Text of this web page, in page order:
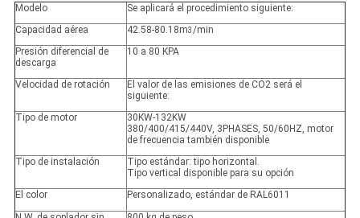
Modelo
Se aplicará el procedimiento siguiente:
Capacidad aérea
42.58-80.18m3/min
Presión diferencial de
descarga
10 a 80 KPA
Velocidad de rotación
El valor de las emisiones de CO2 será el
siguiente:
Tipo de motor
30KW-132KW
380/400/415/440V, 3PHASES, 50/60HZ, motor
de frecuencia también disponible
Tipo de instalación
Tipo estándar: tipo horizontal.
Tipo vertical disponible para su opción
El color
Personalizado, estándar de RAL6011